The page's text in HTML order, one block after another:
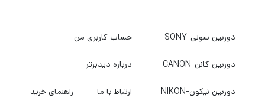
دوربین سونی-SONY
دوربین کانن-CANON
دوربین نیکون-NIKON
حساب کاربری من
درباره دیدبرتر
ارتباط با ما راهنمای خرید